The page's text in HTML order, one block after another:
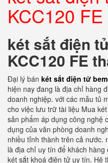
KCC120
két sắt điện
KCC120 FE
Đại lý bán két sắt điện tử
hiện nay đang là địa chỉ hàng
doanh nghiệp. với các mẫu tủ
cho việc lưu trữ tài liệu Mua
sản phẩm áp dụng công nghệ
dụng của văn phòng doanh
nhiều tỉnh thành trên cả nước.
là địa chỉ uy tín để khách
két sắt khoá điện tử uy tín. Hệ